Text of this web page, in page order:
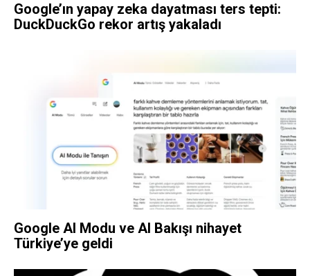
Google’ın yapay zeka dayatması ters tepti:
DuckDuckGo rekor artış yakaladı
Google AI Modu ve AI Bakışı nihayet
Türkiye’ye geldi